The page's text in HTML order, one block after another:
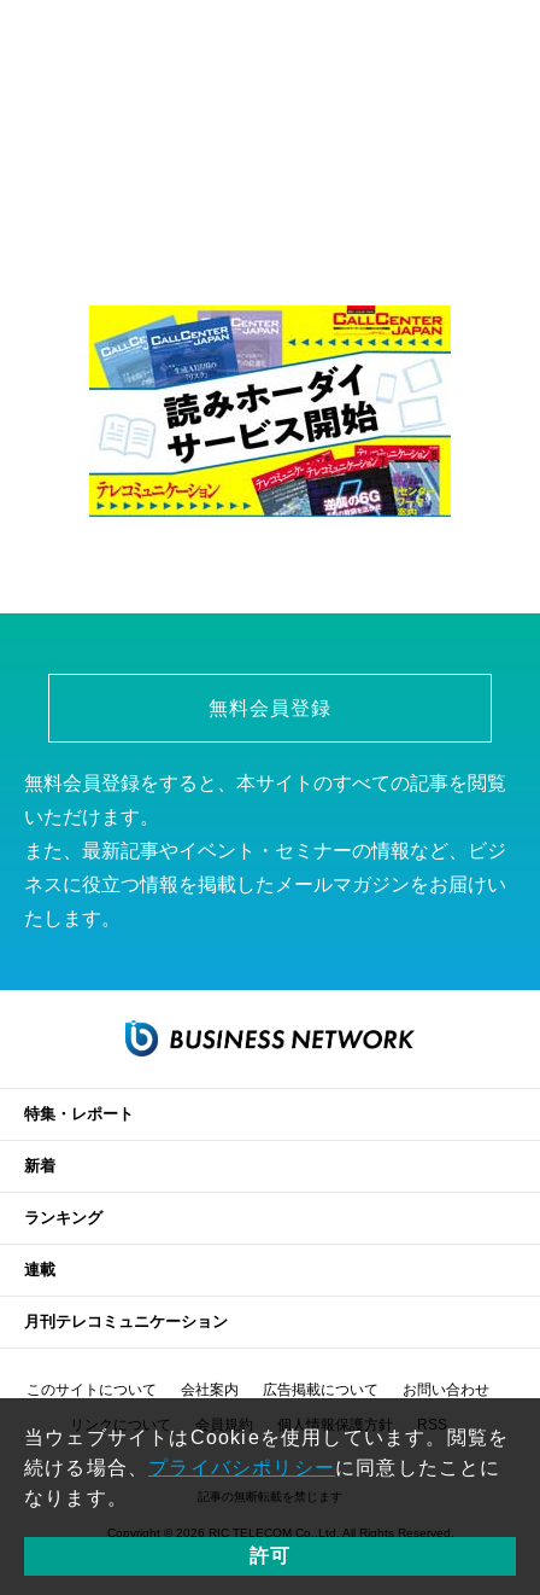
無料会員登録
無料会員登録をすると、本サイトのすべての記事を閲覧
いただけます。
また、最新記事やイベント・セミナーの情報など、ビジ
ネスに役立つ情報を掲載したメールマガジンをお届けい
たします。
特集・レポート
新着
ランキング
連載
月刊テレコミュニケーション
このサイトについて 会社案内 広告掲載について お問い合わせ
リンクについて 会員規約 個人情報保護方針 RSS
記事の無断転載を禁じます
Copyright © 2026 RIC TELECOM Co.,Ltd. All Rights Reserved.
当ウェブサイトはCookieを使用しています。閲覧を
続ける場合、 プライバシポリシーに同意したことに
なります。
許可